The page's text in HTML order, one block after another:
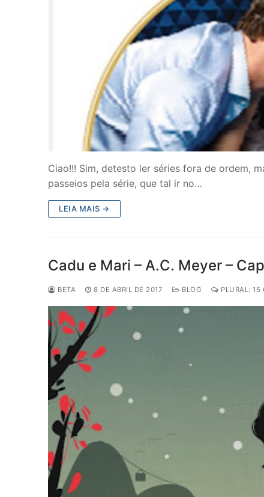
Ciao!!! Sim, detesto ler séries fora de ordem,
passeios pela série, que tal ir no…
LEIA MAIS →
Cadu e Mari – A.C. Meyer –
BETA 8 DE ABRIL DE 2017 BLOG PLURAL: 15